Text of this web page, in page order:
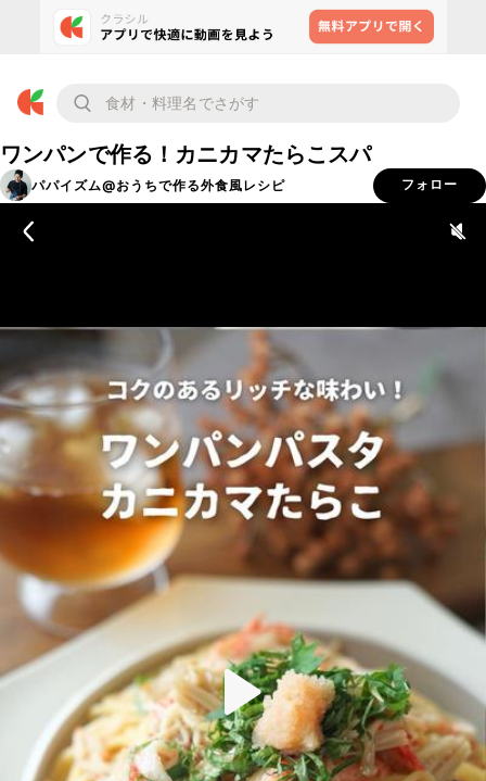
ワンパンで作る！カニカマたらこスパ
パパイズム@おうちで作る外食風レシピ フォロー